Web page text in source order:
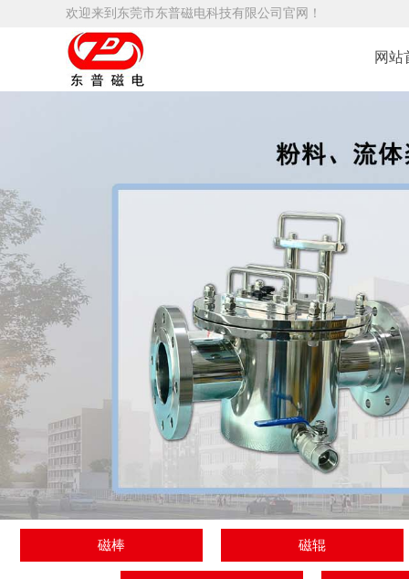
欢迎来到东莞市东普磁电科技有限公司官网！
网站
磁棒 磁辊